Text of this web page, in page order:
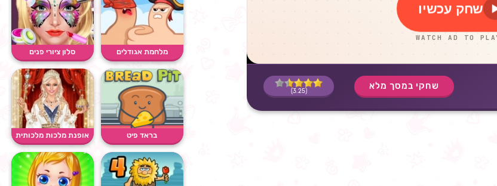
שחקי במסך מלא (3.25)
מלחמת אגודלים סלון ציורי פנים
בראד פיט אופנת מלכות מלכותית